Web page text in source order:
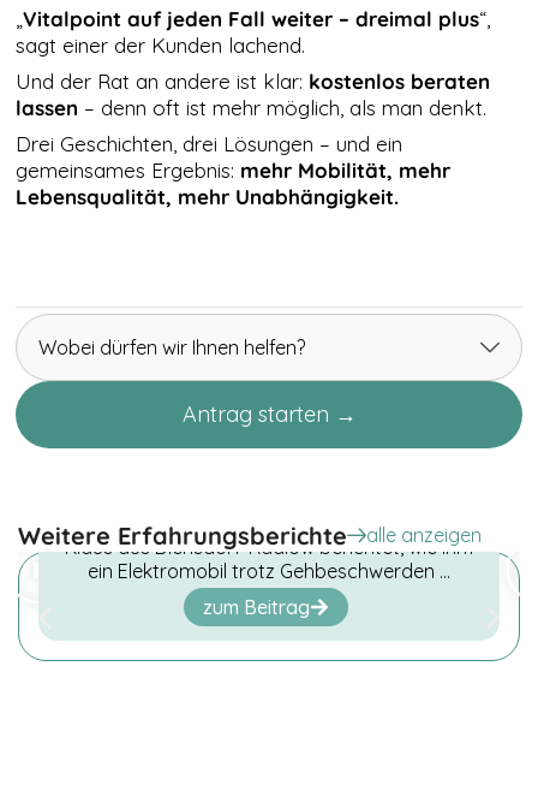
„Vitalpoint auf jeden Fall weiter – dreimal plus“,
sagt einer der Kunden lachend.
Und der Rat an andere ist klar: kostenlos beraten
lassen – denn oft ist mehr möglich, als man denkt.
Drei Geschichten, drei Lösungen – und ein
gemeinsames Ergebnis: mehr Mobilität, mehr
Lebensqualität, mehr Unabhängigkeit.
Wobei dürfen wir Ihnen helfen?
Antrag starten →
Weitere Erfahrungsberichte alle anzeigen
Selbstständigkeit
Klaus aus Diensdorf-Radlow berichtet, wie ihm
ein Elektromobil trotz Gehbeschwerden …
zum Beitrag
sogenanntes
Embed. Google
Maps Karten und
Youtube sind nur
mit Zustimmung
sichtbar.
TRACKING &
in Ihrem
abgelegte
können, z. B.
die Aktionen
auf einer
geografischer